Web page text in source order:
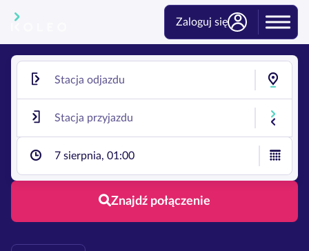
Zaloguj się
7 sierpnia, 01:00
Znajdź połączenie